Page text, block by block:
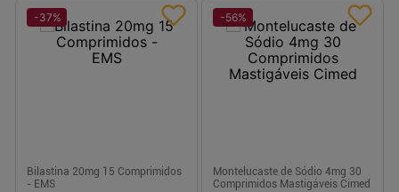
-37%
Bilastina 20mg 15 Comprimidos
- EMS
-56%
Montelucaste de Sódio 4mg 30
Comprimidos Mastigáveis Cimed